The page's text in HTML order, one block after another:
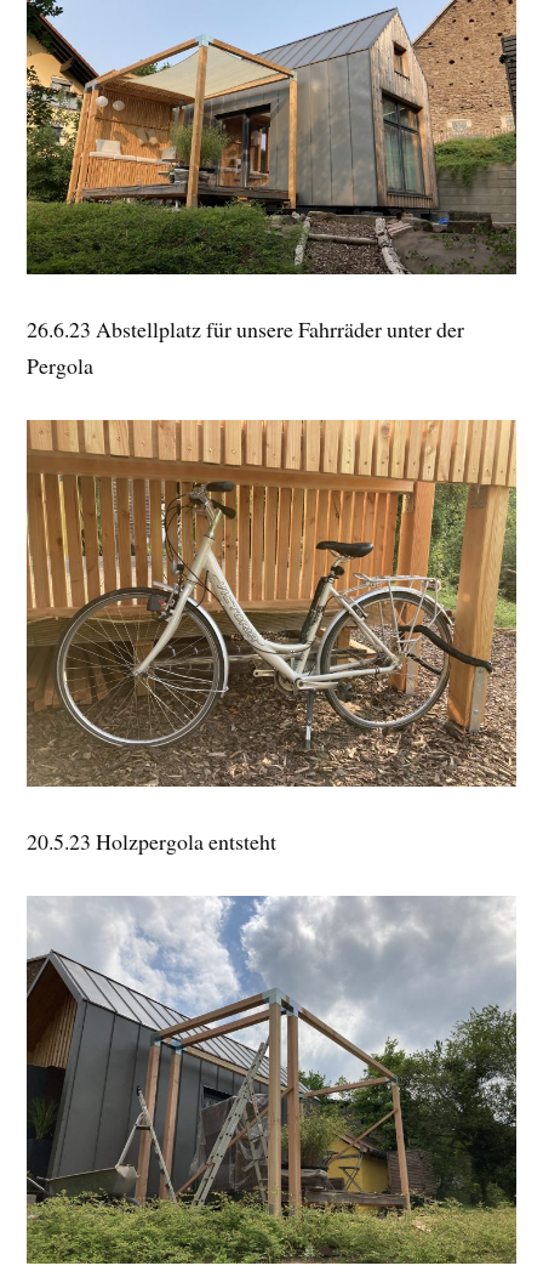
26.6.23 Abstellplatz für unsere Fahrräder unter der
Pergola
20.5.23 Holzpergola entsteht